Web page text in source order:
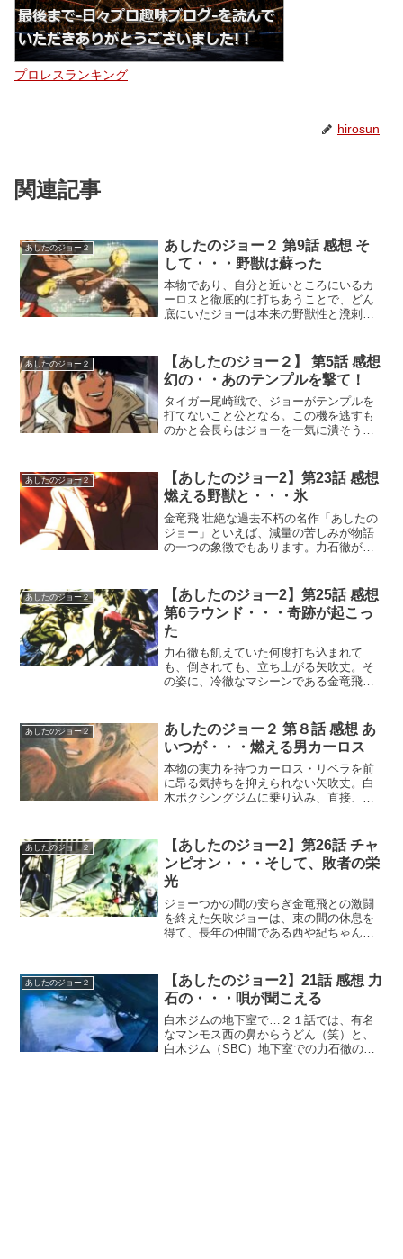
プロレスランキング
hirosun
関連記事
あしたのジョー２
あしたのジョー２ 第9話 感想 そ
して・・・野獣は蘇った
本物であり、自分と近いところにいるカ
ーロスと徹底的に打ちあうことで、どん
底にいたジョーは本来の野獣性と溌剌な
あしたのジョー２
【あしたのジョー２】 第5話 感想
幻の・・あのテンプルを撃て！
タイガー尾崎戦で、ジョーがテンプルを
打てないこと公となる。この機を逃すも
のかと会長らはジョーを一気に潰そうと
あしたのジョー２
【あしたのジョー2】第23話 感想
燃える野獣と・・・氷
金竜飛 壮絶な過去不朽の名作「あしたの
ジョー」といえば、減量の苦しみが物語
の一つの象徴でもあります。力石徹がバ
ン。しかし、矢吹ジョー自身もまた、成
長した体型をバンタム級に...
あしたのジョー２
【あしたのジョー2】第25話 感想
第6ラウンド・・・奇跡が起こっ
た
力石徹も飢えていた何度打ち込まれて
も、倒されても、立ち上がる矢吹丈。そ
の姿に、冷徹なマシーンである金竜飛の
か理解できずにいました。「勝てない」
と悟りながらも、まるでゾン...
あしたのジョー２
あしたのジョー２ 第８話 感想 あ
いつが・・・燃える男カーロス
本物の実力を持つカーロス・リベラを前
に昂る気持ちを抑えられない矢吹丈。白
木ボクシングジムに乗り込み、直接、ス
のか？
あしたのジョー２
【あしたのジョー2】第26話 チャ
ンピオン・・・そして、敗者の栄
光
ジョーつかの間の安らぎ金竜飛との激闘
を終えた矢吹ジョーは、束の間の休息を
得て、長年の仲間である西や紀ちゃん、
る中、ジョーは終生のライバルである力
石徹の墓を訪れ、静かに手...
あしたのジョー２
【あしたのジョー2】21話 感想 力
石の・・・唄が聞こえる
白木ジムの地下室で…２１話では、有名
なマンモス西の鼻からうどん（笑）と、
白木ジム（SBC）地下室での力石徹の過